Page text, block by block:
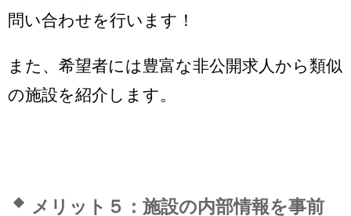
問い合わせを行います！
また、希望者には豊富な非公開求人から類似
の施設を紹介します。
メリット５：施設の内部情報を事前